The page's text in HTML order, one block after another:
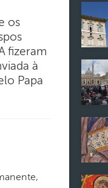
os
fizeram
à
Papa